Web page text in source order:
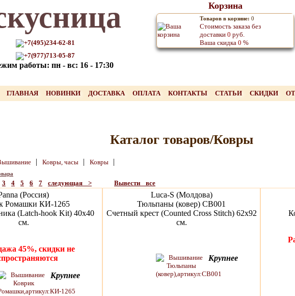
+7(495)234-62-81
+7(977)713-05-87
работы: пн - вс: 16 - 17:30
Корзина
Товаров в корзине: 0
Стоимость заказа без
доставки 0 руб.
Ваша скидка 0 %
ГЛАВНАЯ НОВИНКИ ДОСТАВКА ОПЛАТА КОНТАКТЫ СТАТЬИ СКИДКИ
Каталог товаров/Ковры
| Ковры, часы | Ковры |
3 4 5 6 7 следующая > Вывести все
(Россия)
Ромашки КИ-1265
(Latch-hook Kit) 40х40
см.
45%, скидки не
Крупнее
Luca-S (Молдова)
Тюльпаны (ковер) CB001
Счетный крест (Counted Cross Stitch) 62х92
см.
Крупнее